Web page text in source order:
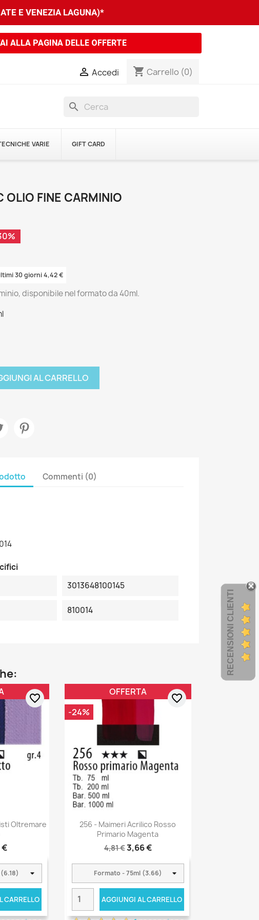
E VENEZIA LAGUNA)*
ALLA PAGINA DELLE OFFERTE
 Accedi shopping_cart Carrello (0)
search
VARIE GIFT CARD
OLIO FINE CARMINIO
30 giorni 4,42 €
disponibile nel formato da 40ml.
AL CARRELLO
Commenti (0)
3013648100145
810014
Oltremare
€
CARRELLO
favorite_border
256 - Maimeri Acrilico Rosso
Primario Magenta
4,81 €3,66 €
AGGIUNGI AL CARRELLO
OFFERTA
-24%
favorite_border
RECENSIONI CLIENTI